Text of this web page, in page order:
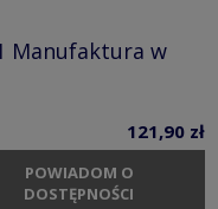
Manufaktura w
121,90 zł
POWIADOM O
DOSTĘPNOŚCI